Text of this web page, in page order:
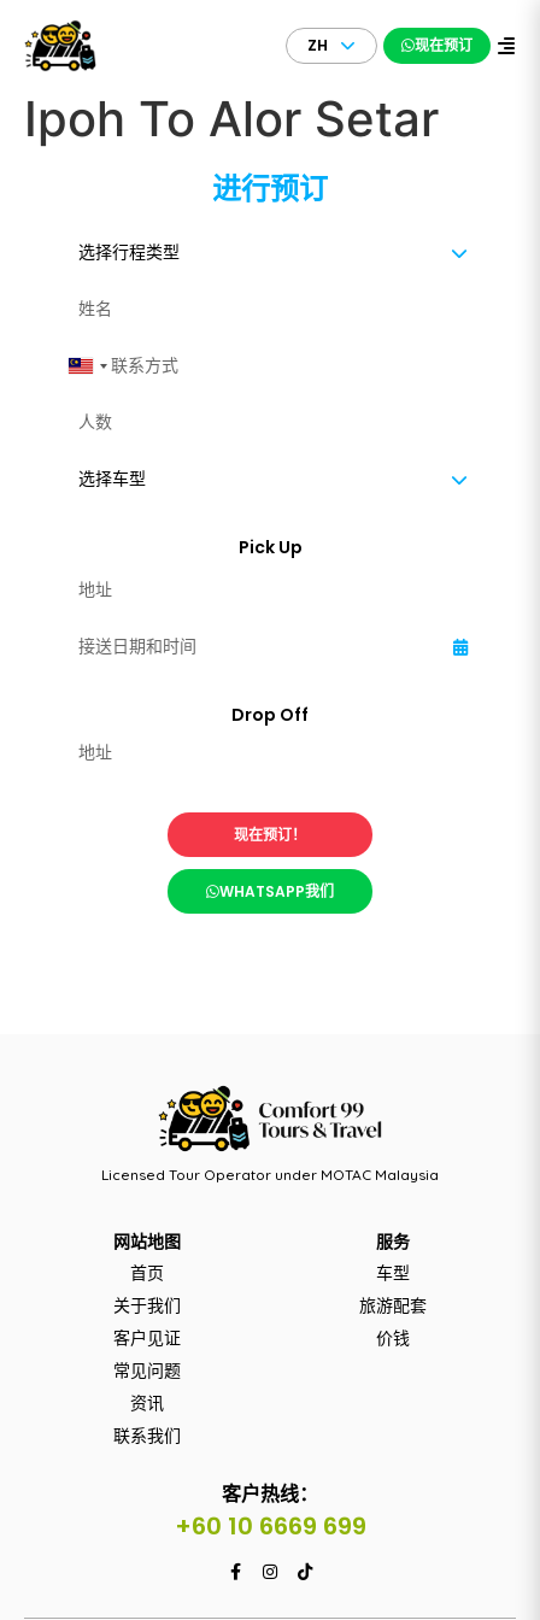
ZH 现在预订
Ipoh To Alor Setar
进行预订
Malaysia +60
现在预订！
WHATSAPP我们
Licensed Tour Operator under MOTAC Malaysia
网站地图
首页
关于我们
客户见证
常见问题
资讯
联系我们
服务
车型
旅游配套
价钱
客户热线：
+60 10 6669 699